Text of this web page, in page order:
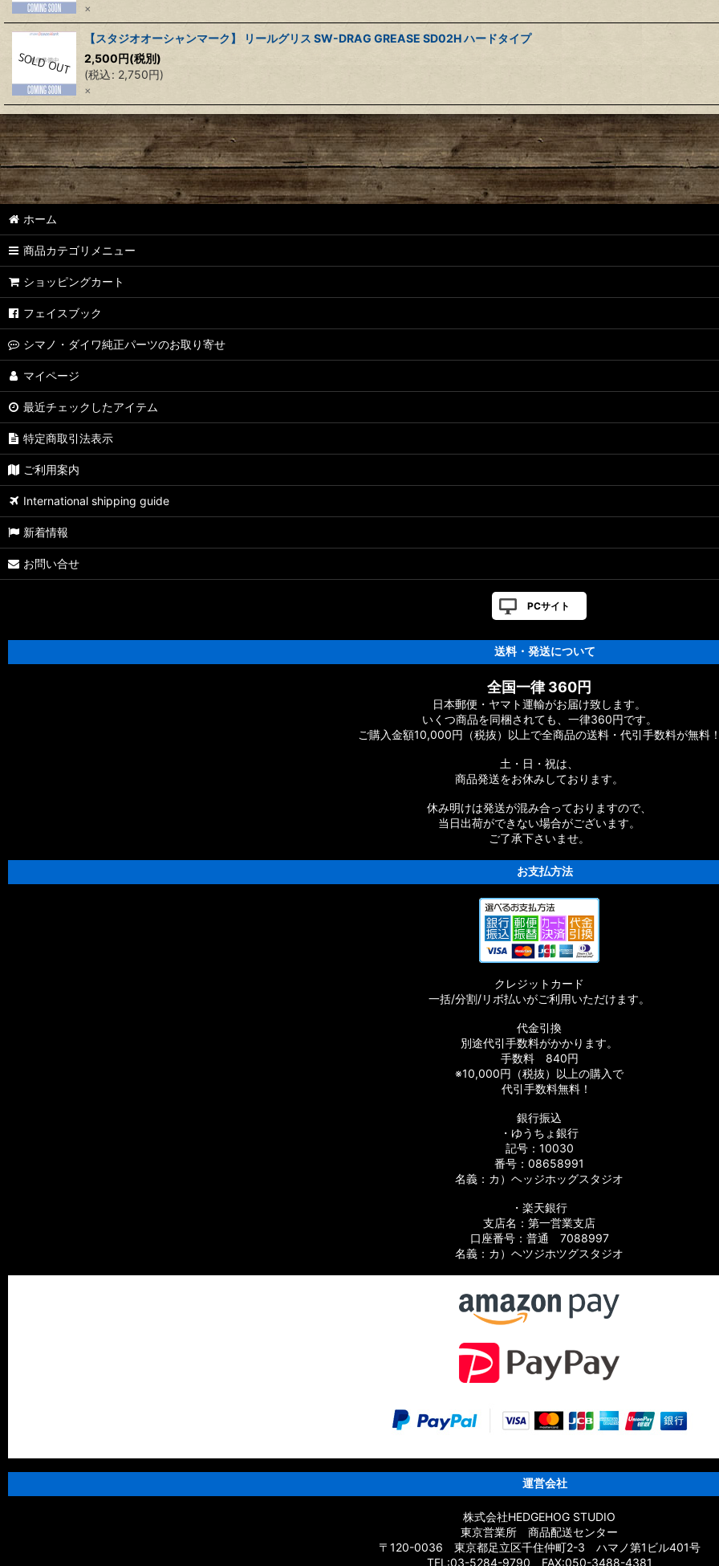
×
【スタジオオーシャンマーク】 リールグリス SW-DRAG GREASE SD02H ハードタイプ
2,500円(税別)
(税込: 2,750円)
×
ホーム
商品カテゴリメニュー
ショッピングカート
フェイスブック
シマノ・ダイワ純正パーツのお取り寄せ
マイページ
最近チェックしたアイテム
特定商取引法表示
ご利用案内
International shipping guide
新着情報
お問い合せ
PCサイト
送料・発送について
全国一律 360円
日本郵便・ヤマト運輸がお届け致します。
いくつ商品を同梱されても、一律360円です。
ご購入金額10,000円（税抜）以上で全商品の送料・代引手数料が無料
土・日・祝は、
商品発送をお休みしております。
休み明けは発送が混み合っておりますので、
当日出荷ができない場合がございます。
ご了承下さいませ。
お支払方法
クレジットカード
一括/分割/リボ払いがご利用いただけます。
代金引換
別途代引手数料がかかります。
手数料 840円
※10,000円（税抜）以上の購入で
代引手数料無料！
銀行振込
・ゆうちょ銀行
記号：10030
番号：08658991
名義：カ）ヘッジホッグスタジオ
・楽天銀行
支店名：第一営業支店
口座番号：普通 7088997
名義：カ）ヘツジホツグスタジオ
運営会社
株式会社HEDGEHOG STUDIO
東京営業所 商品配送センター
〒120-0036 東京都足立区千住仲町2-3 ハマノ第1ビル401号
TEL:03-5284-9790 FAX:050-3488-4381